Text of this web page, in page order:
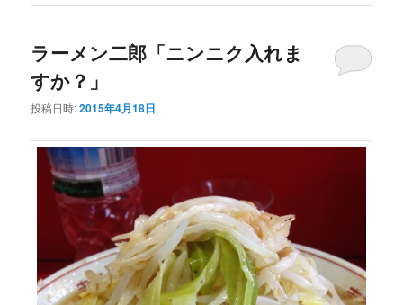
ラーメン二郎「ニンニク入れま
すか？」
投稿日時:2015年4月18日